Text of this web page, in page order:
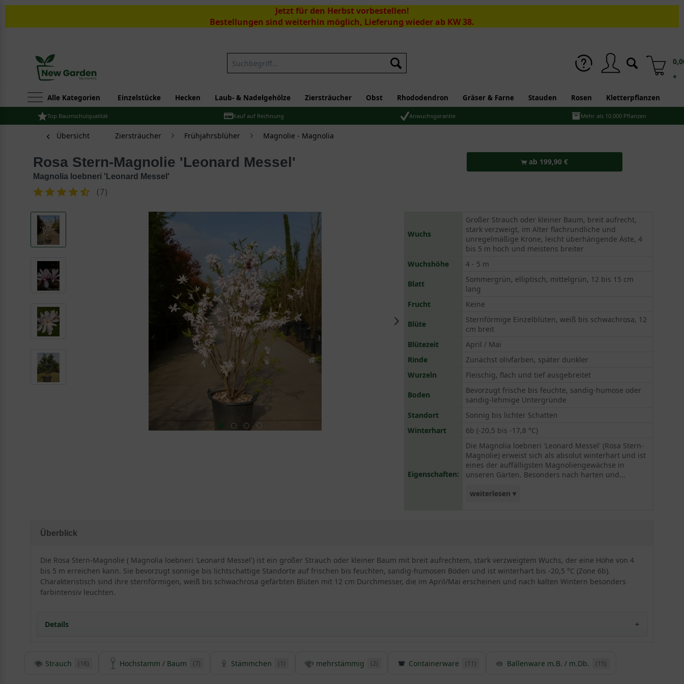
Jetzt für den Herbst vorbestellen!
Bestellungen sind weiterhin möglich, Lieferung wieder ab KW 38.
Suchen
*
Alle Kategorien Einzelstücke Hecken Laub- & Nadelgehölze Ziersträucher Obst Rhododendron Gräser & Farne Stauden Rosen Kletterpflanzen
Top Baumschulqualität Kauf auf Rechnung Anwuchsgarantie Mehr als 10.000 Pflanzen
Übersicht Ziersträucher Frühjahrsblüher Magnolie - Magnolia
Rosa Stern-Magnolie 'Leonard Messel'
Magnolia loebneri 'Leonard Messel'
(7)
ab 199,90 €
Wuchs
Großer Strauch oder kleiner Baum, breit aufrecht,
stark verzweigt, im Alter flachrundliche und
unregelmäßige Krone, leicht überhängende Äste, 4
bis 5 m hoch und meistens breiter
Wuchshöhe
4 - 5 m
Blatt
Sommergrün, elliptisch, mittelgrün, 12 bis 15 cm
lang
Frucht
Keine
Blüte
Sternförmige Einzelblüten, weiß bis schwachrosa, 12
cm breit
Blütezeit
April / Mai
Rinde
Zunächst olivfarben, später dunkler
Wurzeln
Fleischig, flach und tief ausgebreitet
Boden
Bevorzugt frische bis feuchte, sandig-humose oder
sandig-lehmige Untergründe
Standort
Sonnig bis lichter Schatten
Winterhart
6b (-20,5 bis -17,8 °C)
Eigenschaften:
Die Magnolia loebneri 'Leonard Messel' (Rosa Stern-
Magnolie) erweist sich als absolut winterhart und ist
eines der auffälligsten Magnoliengewächse in
unseren Gärten. Besonders nach harten und...
weiterlesen ▾
Überblick
Die Rosa Stern-Magnolie ( Magnolia loebneri 'Leonard Messel') ist ein großer Strauch oder kleiner Baum mit breit aufrechtem, stark verzweigtem Wuchs, der eine Höhe von 4
bis 5 m erreichen kann. Sie bevorzugt sonnige bis lichtschattige Standorte auf frischen bis feuchten, sandig-humosen Böden und ist winterhart bis -20,5 °C (Zone 6b).
Charakteristisch sind ihre sternförmigen, weiß bis schwachrosa gefärbten Blüten mit 12 cm Durchmesser, die im April/Mai erscheinen und nach kalten Wintern besonders
farbintensiv leuchten.
Details
Herkunft und Besonderheiten der Rosa Stern-Magnolie
Strauch (16) Hochstamm / Baum (7) Stämmchen (1) mehrstämmig (2) Containerware (11) Ballenware m.B. / m.Db. (15)